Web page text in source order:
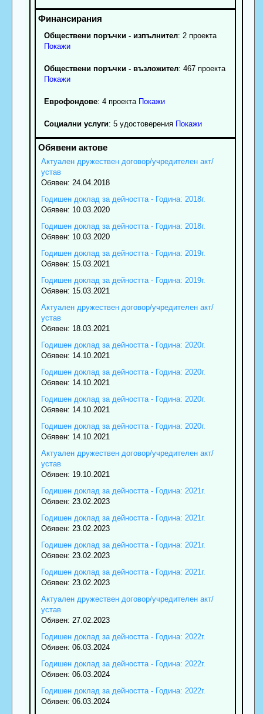
Обществени поръчки - изпълнител: 2 проекта
Покажи
Обществени поръчки - възложител: 467 проекта
Покажи
Еврофондове: 4 проекта Покажи
Социални услуги: 5 удостоверения Покажи
Актуален дружествен договор/учредителен акт/
устав
Обявен: 24.04.2018
Годишен доклад за дейността - Година: 2018г.
Обявен: 10.03.2020
Годишен доклад за дейността - Година: 2018г.
Обявен: 10.03.2020
Годишен доклад за дейността - Година: 2019г.
Обявен: 15.03.2021
Годишен доклад за дейността - Година: 2019г.
Обявен: 15.03.2021
Актуален дружествен договор/учредителен акт/
устав
Обявен: 18.03.2021
Годишен доклад за дейността - Година: 2020г.
Обявен: 14.10.2021
Годишен доклад за дейността - Година: 2020г.
Обявен: 14.10.2021
Годишен доклад за дейността - Година: 2020г.
Обявен: 14.10.2021
Годишен доклад за дейността - Година: 2020г.
Обявен: 14.10.2021
Актуален дружествен договор/учредителен акт/
устав
Обявен: 19.10.2021
Годишен доклад за дейността - Година: 2021г.
Обявен: 23.02.2023
Годишен доклад за дейността - Година: 2021г.
Обявен: 23.02.2023
Годишен доклад за дейността - Година: 2021г.
Обявен: 23.02.2023
Годишен доклад за дейността - Година: 2021г.
Обявен: 23.02.2023
Актуален дружествен договор/учредителен акт/
устав
Обявен: 27.02.2023
Годишен доклад за дейността - Година: 2022г.
Обявен: 06.03.2024
Годишен доклад за дейността - Година: 2022г.
Обявен: 06.03.2024
Годишен доклад за дейността - Година: 2022г.
Обявен: 06.03.2024